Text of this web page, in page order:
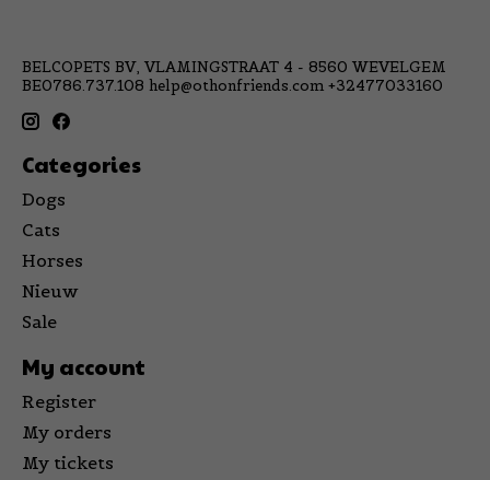
BELCOPETS BV, VLAMINGSTRAAT 4 - 8560 WEVELGEM
BE0786.737.108 help@othonfriends.com +32477033160
Categories
Dogs
Cats
Horses
Nieuw
Sale
My account
Register
My orders
My tickets